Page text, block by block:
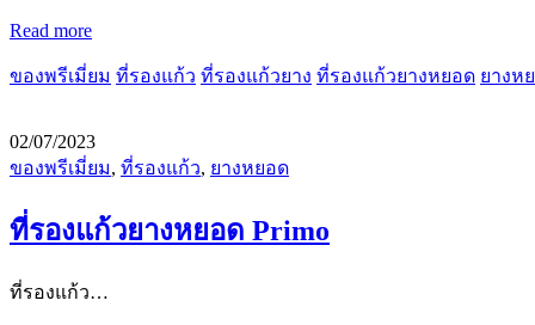
Read more
ของพรีเมี่ยม ที่รองแก้ว ที่รองแก้วยาง ที่รองแก้วยางหยอด ยางห
02/07/2023
ของพรีเมี่ยม, ที่รองแก้ว, ยางหยอด
ที่รองแก้วยางหยอด Primo
ที่รองแก้ว…